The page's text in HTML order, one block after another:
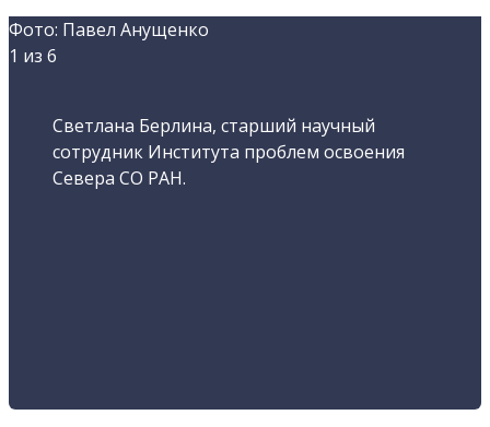
Фото: Павел Анущенко
1 из 6
Светлана Берлина, старший научный
сотрудник Института проблем освоения
Севера СО РАН.